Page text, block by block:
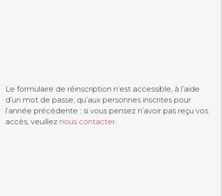
Le formulaire de réinscription n’est accessible, à l’aide
d’un mot de passe, qu’aux personnes inscrites pour
l’année précédente : si vous pensez n’avoir pas reçu vos
accès, veuillez nous contacter.